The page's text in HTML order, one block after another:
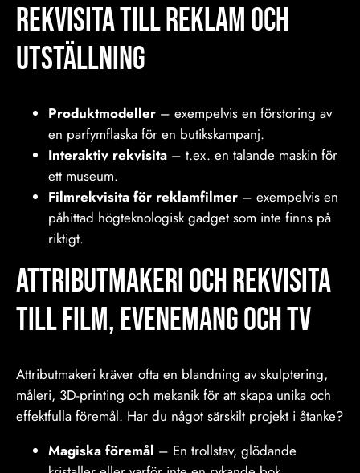
Rekvisita Till reklam och
utställning
Produktmodeller – exempelvis en förstoring av
en parfymflaska för en butikskampanj.
Interaktiv rekvisita – t.ex. en talande maskin för
ett museum.
Filmrekvisita för reklamfilmer – exempelvis en
påhittad högteknologisk gadget som inte finns på
riktigt.
Attributmakeri och Rekvisita
till film, Evenemang och tv
Attributmakeri kräver ofta en blandning av skulptering,
måleri, 3D-printing och mekanik för att skapa unika och
effektfulla föremål. Har du något särskilt projekt i åtanke?
Magiska föremål – En trollstav, glödande